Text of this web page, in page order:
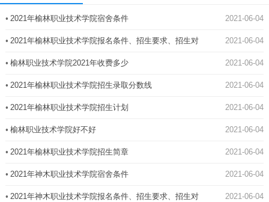
• 2021年榆林职业技术学院宿舍条件 2021-06-04
• 2021年榆林职业技术学院报名条件、招生要求、招生对
象
2021-06-04
• 榆林职业技术学院2021年收费多少 2021-06-04
• 2021年榆林职业技术学院招生录取分数线 2021-06-04
• 2021年榆林职业技术学院招生计划 2021-06-04
• 榆林职业技术学院好不好 2021-06-04
• 2021年榆林职业技术学院招生简章 2021-06-04
• 2021年神木职业技术学院宿舍条件 2021-06-04
• 2021年神木职业技术学院报名条件、招生要求、招生对 2021-06-04